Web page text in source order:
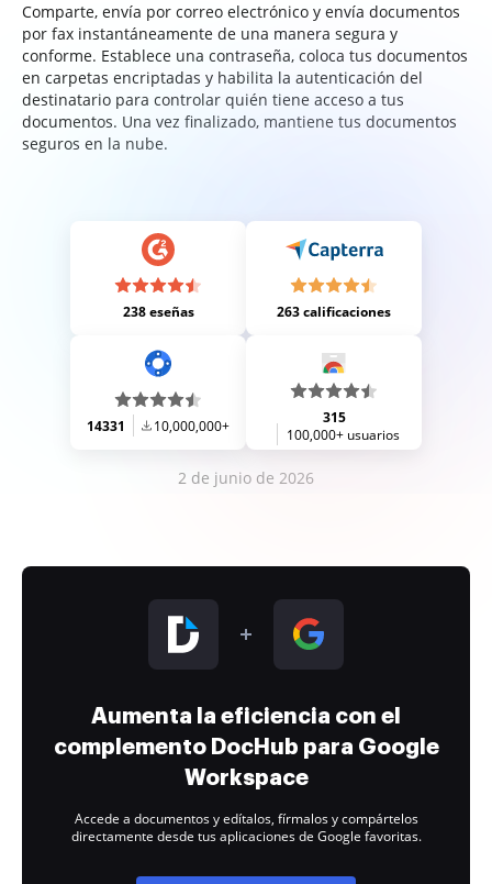
Comparte, envía por correo electrónico y envía documentos
por fax instantáneamente de una manera segura y
conforme. Establece una contraseña, coloca tus documentos
en carpetas encriptadas y habilita la autenticación del
destinatario para controlar quién tiene acceso a tus
documentos. Una vez finalizado, mantiene tus documentos
seguros en la nube.
238 eseñas 263 calificaciones
14331 10,000,000+
315
100,000+ usuarios
2 de junio de 2026
Aumenta la eficiencia con el
complemento DocHub para Google
Workspace
Accede a documentos y edítalos, fírmalos y compártelos
directamente desde tus aplicaciones de Google favoritas.